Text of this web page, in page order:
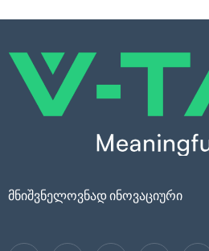
მნიშვნელოვნად ინოვაციური